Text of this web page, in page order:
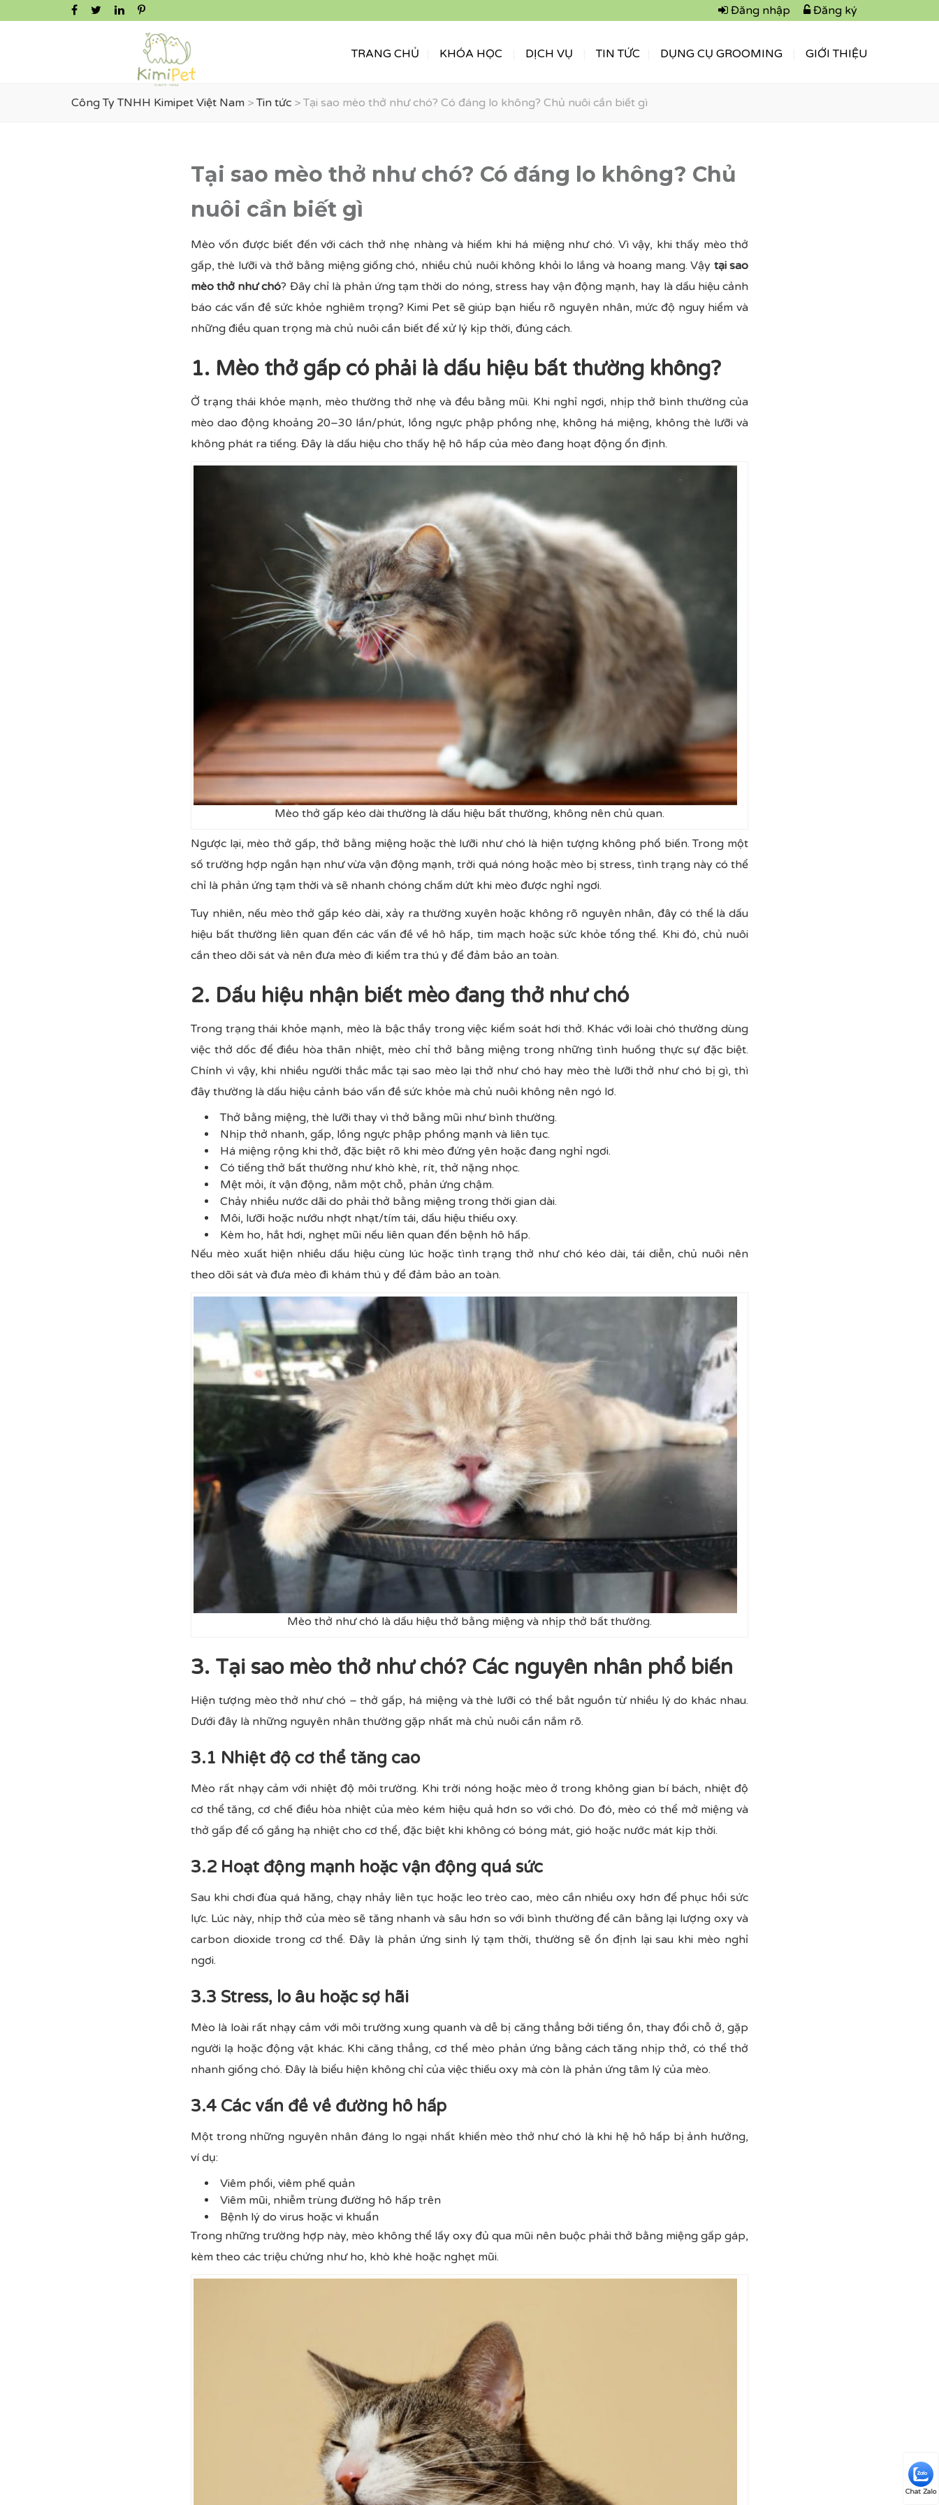
Đăng nhập Đăng ký
TRANG CHỦ KHÓA HỌC DỊCH VỤ TIN TỨC DỤNG CỤ GROOMING GIỚI THIỆU
Công Ty TNHH Kimipet Việt Nam >Tin tức > Tại sao mèo thở như chó? Có đáng lo không? Chủ nuôi cần biết gì
Tại sao mèo thở như chó? Có đáng lo không? Chủ
nuôi cần biết gì
Mèo vốn được biết đến với cách thở nhẹ nhàng và hiếm khi há miệng như chó. Vì vậy, khi thấy mèo thở
gấp, thè lưỡi và thở bằng miệng giống chó, nhiều chủ nuôi không khỏi lo lắng và hoang mang. Vậy tại sao
mèo thở như chó​? Đây chỉ là phản ứng tạm thời do nóng, stress hay vận động mạnh, hay là dấu hiệu cảnh
báo các vấn đề sức khỏe nghiêm trọng? Kimi Pet sẽ giúp bạn hiểu rõ nguyên nhân, mức độ nguy hiểm và
những điều quan trọng mà chủ nuôi cần biết để xử lý kịp thời, đúng cách.
1. Mèo thở gấp có phải là dấu hiệu bất thường không?
Ở trạng thái khỏe mạnh, mèo thường thở nhẹ và đều bằng mũi. Khi nghỉ ngơi, nhịp thở bình thường của
mèo dao động khoảng 20–30 lần/phút, lồng ngực phập phồng nhẹ, không há miệng, không thè lưỡi và
không phát ra tiếng. Đây là dấu hiệu cho thấy hệ hô hấp của mèo đang hoạt động ổn định.
Mèo thở gấp kéo dài thường là dấu hiệu bất thường, không nên chủ quan.
Ngược lại, mèo thở gấp, thở bằng miệng hoặc thè lưỡi như chó là hiện tượng không phổ biến. Trong một
số trường hợp ngắn hạn như vừa vận động mạnh, trời quá nóng hoặc mèo bị stress, tình trạng này có thể
chỉ là phản ứng tạm thời và sẽ nhanh chóng chấm dứt khi mèo được nghỉ ngơi.
Tuy nhiên, nếu mèo thở gấp kéo dài, xảy ra thường xuyên hoặc không rõ nguyên nhân, đây có thể là dấu
hiệu bất thường liên quan đến các vấn đề về hô hấp, tim mạch hoặc sức khỏe tổng thể. Khi đó, chủ nuôi
cần theo dõi sát và nên đưa mèo đi kiểm tra thú y để đảm bảo an toàn.
2. Dấu hiệu nhận biết mèo đang thở như chó
Trong trạng thái khỏe mạnh, mèo là bậc thầy trong việc kiểm soát hơi thở. Khác với loài chó thường dùng
việc thở dốc để điều hòa thân nhiệt, mèo chỉ thở bằng miệng trong những tình huống thực sự đặc biệt.
Chính vì vậy, khi nhiều người thắc mắc tại sao mèo lại thở như chó hay mèo thè lưỡi thở như chó bị gì, thì
đây thường là dấu hiệu cảnh báo vấn đề sức khỏe mà chủ nuôi không nên ngó lơ.
Thở bằng miệng, thè lưỡi thay vì thở bằng mũi như bình thường.
Nhịp thở nhanh, gấp, lồng ngực phập phồng mạnh và liên tục.
Há miệng rộng khi thở, đặc biệt rõ khi mèo đứng yên hoặc đang nghỉ ngơi.
Có tiếng thở bất thường như khò khè, rít, thở nặng nhọc.
Mệt mỏi, ít vận động, nằm một chỗ, phản ứng chậm.
Chảy nhiều nước dãi do phải thở bằng miệng trong thời gian dài.
Môi, lưỡi hoặc nướu nhợt nhạt/tím tái, dấu hiệu thiếu oxy.
Kèm ho, hắt hơi, nghẹt mũi nếu liên quan đến bệnh hô hấp.
Nếu mèo xuất hiện nhiều dấu hiệu cùng lúc hoặc tình trạng thở như chó kéo dài, tái diễn, chủ nuôi nên
theo dõi sát và đưa mèo đi khám thú y để đảm bảo an toàn.
Mèo thở như chó là dấu hiệu thở bằng miệng và nhịp thở bất thường.
3. Tại sao mèo thở như chó​? Các nguyên nhân phổ biến
Hiện tượng mèo thở như chó – thở gấp, há miệng và thè lưỡi có thể bắt nguồn từ nhiều lý do khác nhau.
Dưới đây là những nguyên nhân thường gặp nhất mà chủ nuôi cần nắm rõ.
3.1 Nhiệt độ cơ thể tăng cao
Mèo rất nhạy cảm với nhiệt độ môi trường. Khi trời nóng hoặc mèo ở trong không gian bí bách, nhiệt độ
cơ thể tăng, cơ chế điều hòa nhiệt của mèo kém hiệu quả hơn so với chó. Do đó, mèo có thể mở miệng và
thở gấp để cố gắng hạ nhiệt cho cơ thể, đặc biệt khi không có bóng mát, gió hoặc nước mát kịp thời.
3.2 Hoạt động mạnh hoặc vận động quá sức
Sau khi chơi đùa quá hăng, chạy nhảy liên tục hoặc leo trèo cao, mèo cần nhiều oxy hơn để phục hồi sức
lực. Lúc này, nhịp thở của mèo sẽ tăng nhanh và sâu hơn so với bình thường để cân bằng lại lượng oxy và
carbon dioxide trong cơ thể. Đây là phản ứng sinh lý tạm thời, thường sẽ ổn định lại sau khi mèo nghỉ
ngơi.
3.3 Stress, lo âu hoặc sợ hãi
Mèo là loài rất nhạy cảm với môi trường xung quanh và dễ bị căng thẳng bởi tiếng ồn, thay đổi chỗ ở, gặp
người lạ hoặc động vật khác. Khi căng thẳng, cơ thể mèo phản ứng bằng cách tăng nhịp thở, có thể thở
nhanh giống chó. Đây là biểu hiện không chỉ của việc thiếu oxy mà còn là phản ứng tâm lý của mèo.
3.4 Các vấn đề về đường hô hấp
Một trong những nguyên nhân đáng lo ngại nhất khiến mèo thở như chó là khi hệ hô hấp bị ảnh hưởng,
ví dụ:
Viêm phổi, viêm phế quản
Viêm mũi, nhiễm trùng đường hô hấp trên
Bệnh lý do virus hoặc vi khuẩn
Trong những trường hợp này, mèo không thể lấy oxy đủ qua mũi nên buộc phải thở bằng miệng gấp gáp,
kèm theo các triệu chứng như ho, khò khè hoặc nghẹt mũi.
Chat Zalo